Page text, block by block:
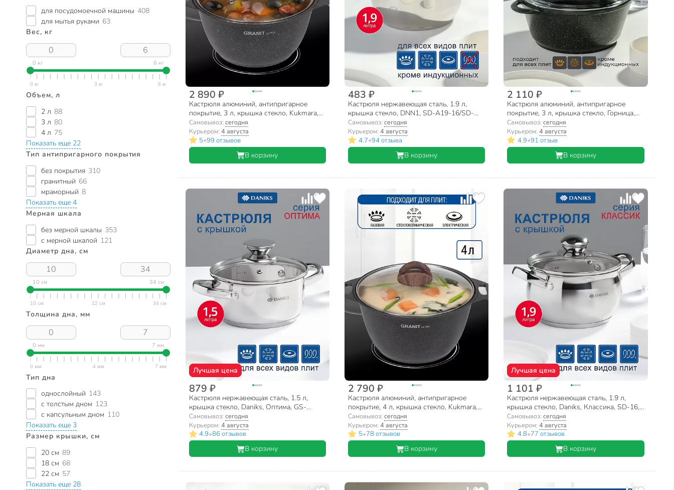
для посудомоечной машины 408
для мытья руками 63
Вес, кг
0 кг 6 кг
Объем, л
2 л 88
3 л 80
4 л 75
Показать еще 22
Тип антипригарного покрытия
без покрытия 310
гранитный 66
мраморный 8
Показать еще 4
Мерная шкала
без мерной шкалы 353
с мерной шкалой 121
Диаметр дна, см
10 см 34 см
Толщина дна, мм
0 мм 7 мм
Тип дна
однослойный 143
с толстым дном 123
с капсульным дном 110
Показать еще 3
Размер крышки, см
20 см 89
18 см 68
22 см 57
Показать еще 28
2 890 ₽
Кастрюля алюминий, антипригарное
покрытие, 3 л, крышка стекло, Kukmara,
Granit Ultra, кгг32а, синяя
Самовывоз: сегодня
Курьером: 4 августа
5•99 отзывов
В корзину
483 ₽
Кастрюля нержавеющая сталь, 1.9 л,
крышка стекло, DNN1, SD-A19-16/SD-
A19-6-16
Самовывоз: сегодня
Курьером: 4 августа
4.7•94 отзыва
В корзину
2 110 ₽
Кастрюля алюминий, антипригарное
покрытие, 3 л, крышка стекло, Горница,
Гранит, к2433аг
Самовывоз:сегодня
Курьером:4 августа
4.9•91 отзыв
В корзину
Лучшая цена
879 ₽
Кастрюля нержавеющая сталь, 1.5 л,
крышка стекло, Daniks, Оптима, GS-
01201-16CA, индукция
Самовывоз: сегодня
Курьером: 4 августа
4.9•86 отзывов
В корзину
2 790 ₽
Кастрюля алюминий, антипригарное
покрытие, 4 л, крышка стекло, Kukmara,
Granit Ultra, кгг42а, синяя
Самовывоз: сегодня
Курьером: 4 августа
5•78 отзывов
В корзину
Лучшая цена
1 101 ₽
Кастрюля нержавеющая сталь, 1.9 л,
крышка стекло, Daniks, Классика, SD-16,
индукция
Самовывоз:сегодня
Курьером:4 августа
4.8•77 отзывов
В корзину